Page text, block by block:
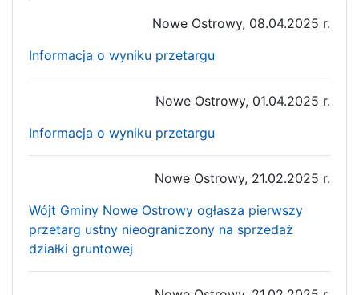
Nowe Ostrowy, 08.04.2025 r.
Informacja o wyniku przetargu
Nowe Ostrowy, 01.04.2025 r.
Informacja o wyniku przetargu
Nowe Ostrowy, 21.02.2025 r.
Wójt Gminy Nowe Ostrowy ogłasza pierwszy
przetarg ustny nieograniczony na sprzedaż
działki gruntowej